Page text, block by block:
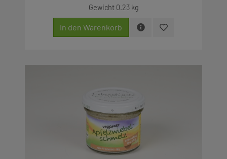
Gewicht 0.23 kg
In den Warenkorb